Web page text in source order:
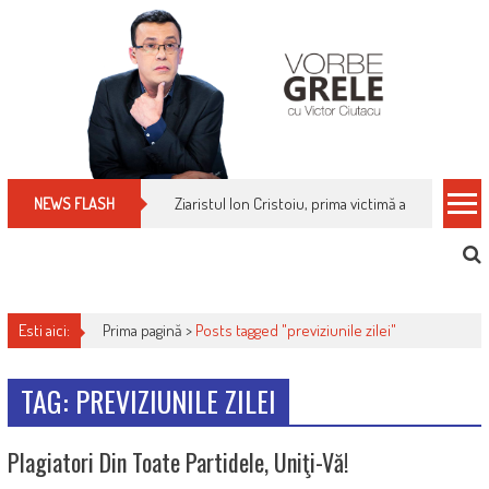
NEWS FLASH Ziaristul Ion Cristoiu, prima victimă a noi
Esti aici: Prima pagină > Posts tagged "previziunile zilei"
TAG: PREVIZIUNILE ZILEI
Plagiatori Din Toate Partidele, Uniţi-Vă!